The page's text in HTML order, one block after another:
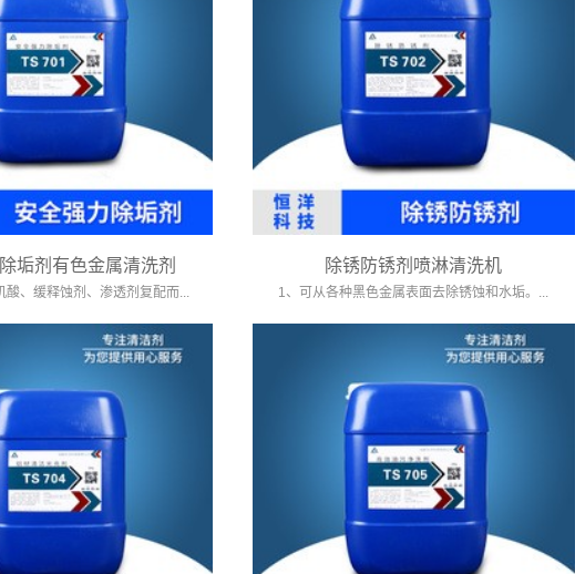
垢剂有色金属清洗剂
酸、缓释蚀剂、渗透剂复配而...
除锈防锈剂喷淋清洗机
1、可从各种黑色金属表面去除锈蚀和水垢。...